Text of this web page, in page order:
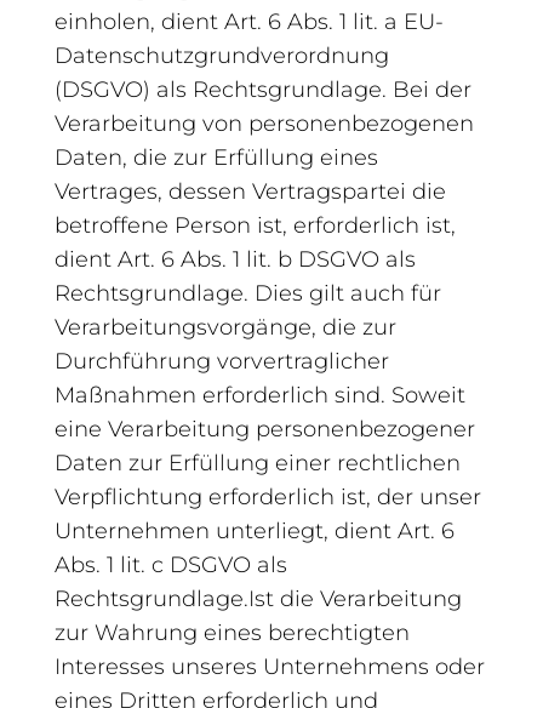
einholen, dient Art. 6 Abs. 1 lit. a EU-
Datenschutzgrundverordnung
(DSGVO) als Rechtsgrundlage. Bei der
Verarbeitung von personenbezogenen
Daten, die zur Erfüllung eines
Vertrages, dessen Vertragspartei die
betroffene Person ist, erforderlich ist,
dient Art. 6 Abs. 1 lit. b DSGVO als
Rechtsgrundlage. Dies gilt auch für
Verarbeitungsvorgänge, die zur
Durchführung vorvertraglicher
Maßnahmen erforderlich sind. Soweit
eine Verarbeitung personenbezogener
Daten zur Erfüllung einer rechtlichen
Verpflichtung erforderlich ist, der unser
Unternehmen unterliegt, dient Art. 6
Abs. 1 lit. c DSGVO als
Rechtsgrundlage.Ist die Verarbeitung
zur Wahrung eines berechtigten
Interesses unseres Unternehmens oder
eines Dritten erforderlich und